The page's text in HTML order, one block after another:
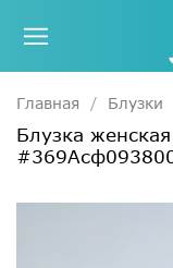
Главная Блузки
Блузка